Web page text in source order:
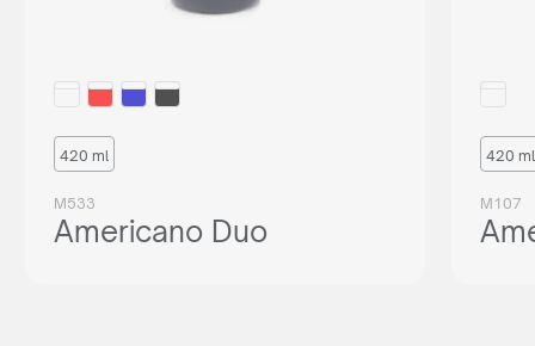
420 ml
M533
Americano Duo
420 ml
M107